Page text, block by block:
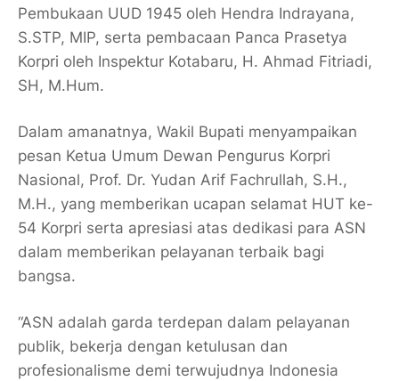
Pembukaan UUD 1945 oleh Hendra Indrayana,
S.STP, MIP, serta pembacaan Panca Prasetya
Korpri oleh Inspektur Kotabaru, H. Ahmad Fitriadi,
SH, M.Hum.
Dalam amanatnya, Wakil Bupati menyampaikan
pesan Ketua Umum Dewan Pengurus Korpri
Nasional, Prof. Dr. Yudan Arif Fachrullah, S.H.,
M.H., yang memberikan ucapan selamat HUT ke-
54 Korpri serta apresiasi atas dedikasi para ASN
dalam memberikan pelayanan terbaik bagi
bangsa.
“ASN adalah garda terdepan dalam pelayanan
publik, bekerja dengan ketulusan dan
profesionalisme demi terwujudnya Indonesia